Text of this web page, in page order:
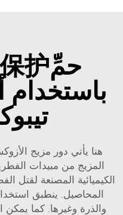
باستخدام
هنا يأتي دور مزيج
المزيج من مبيدات
الكيميائية المصنعة لقتل
المحاصيل. ينطبق
والذرة وغيرها. كما يمكن